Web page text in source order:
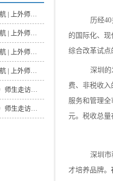
璞玉心琢 “京”彩启航 | 上外师生参访中华人民共和国商务部、中国建筑一局（集团）有限公司
璞玉心琢 “京”彩启航 | 上外师生参访中国国际青年交流中心、‌联合国难民署驻华代表处
璞玉心琢 “京”彩启航 | 上外师生参访中共中央对外联络部、小米移动互联网产业园
璞玉心琢 “京”彩启航 | 上外师生参访新华通讯社
“琢玉行”（北京线）师生走访中央对外联络部
“琢玉行”（北京线）师生走访商务部
历经
的国际化、现
综合改革试点
深圳
费、非税收入
服务和管理全
元。税收总量
深圳市
才培养品牌。